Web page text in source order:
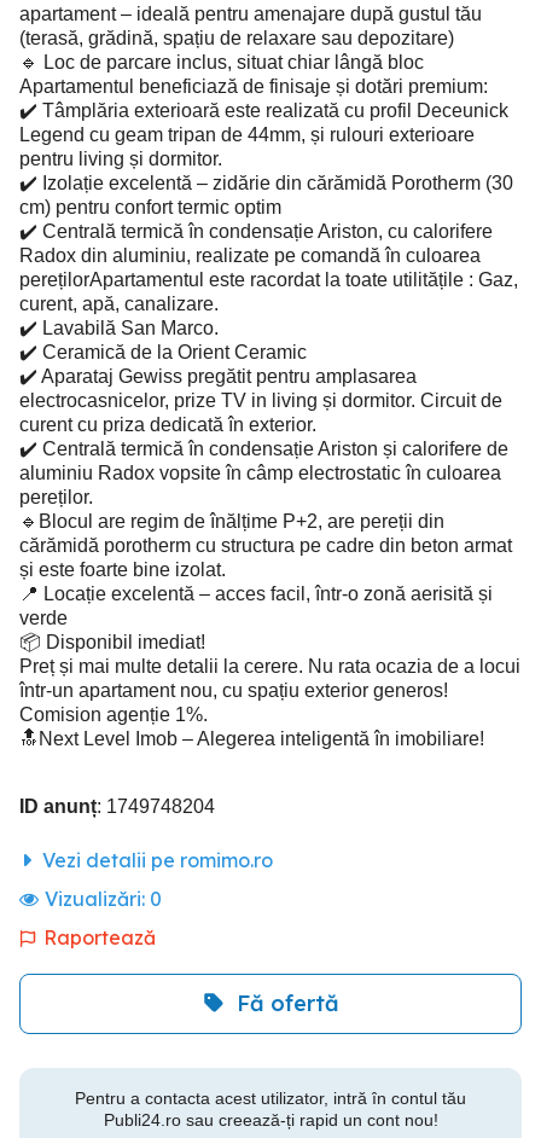
apartament – ideală pentru amenajare după gustul tău
(terasă, grădină, spațiu de relaxare sau depozitare)
🔹 Loc de parcare inclus, situat chiar lângă bloc
Apartamentul beneficiază de finisaje și dotări premium:
✔️ Tâmplăria exterioară este realizată cu profil Deceunick
Legend cu geam tripan de 44mm, și rulouri exterioare
pentru living și dormitor.
✔️ Izolație excelentă – zidărie din cărămidă Porotherm (30
cm) pentru confort termic optim
✔️ Centrală termică în condensație Ariston, cu calorifere
Radox din aluminiu, realizate pe comandă în culoarea
perețilorApartamentul este racordat la toate utilitățile : Gaz,
curent, apă, canalizare.
✔️ Lavabilă San Marco.
✔️ Ceramică de la Orient Ceramic
✔️ Aparataj Gewiss pregătit pentru amplasarea
electrocasnicelor, prize TV in living și dormitor. Circuit de
curent cu priza dedicată în exterior.
✔️ Centrală termică în condensație Ariston și calorifere de
aluminiu Radox vopsite în câmp electrostatic în culoarea
pereților.
🔹Blocul are regim de înălțime P+2, are pereții din
cărămidă porotherm cu structura pe cadre din beton armat
și este foarte bine izolat.
📍 Locație excelentă – acces facil, într-o zonă aerisită și
verde
📦 Disponibil imediat!
Preț și mai multe detalii la cerere. Nu rata ocazia de a locui
într-un apartament nou, cu spațiu exterior generos!
Comision agenție 1%.
🔝Next Level Imob – Alegerea inteligentă în imobiliare!
ID anunț: 1749748204
Vezi detalii pe romimo.ro
Vizualizări: 0
Raportează
Fă ofertă
Pentru a contacta acest utilizator, intră în contul tău
Publi24.ro sau creează-ți rapid un cont nou!